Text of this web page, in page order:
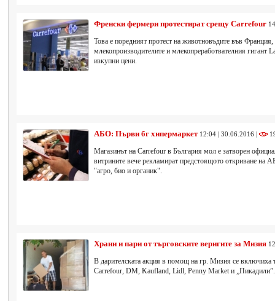
Френски фермери протестират срещу Carrefour
Това е поредният протест на животновъдите във
млекопроизводителите и млекопреработвателния гигант
изкупни цени.
АБО: Първи бг хипермаркет 12:04 | 30.06.2016 |
Магазинът на Carrefour в България мол е затворен
витрините вече рекламират предстоящото откриване на
"агро, био и органик".
Храни и пари от търговските веригите за Мизия
В дарителската акция в помощ на гр. Мизия се включиха
Carrefour, DM, Kaufland, Lidl, Penny Market и „Пикадили”.